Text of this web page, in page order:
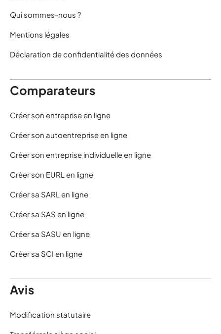
Qui sommes-nous ?
Mentions légales
Déclaration de confidentialité des données
Comparateurs
Créer son entreprise en ligne
Créer son autoentreprise en ligne
Créer son entreprise individuelle en ligne
Créer son EURL en ligne
Créer sa SARL en ligne
Créer sa SAS en ligne
Créer sa SASU en ligne
Créer sa SCI en ligne
Avis
Modification statutaire